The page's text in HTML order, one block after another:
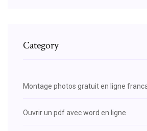
Category
Montage photos gratuit en ligne
Ouvrir un pdf avec word en ligne